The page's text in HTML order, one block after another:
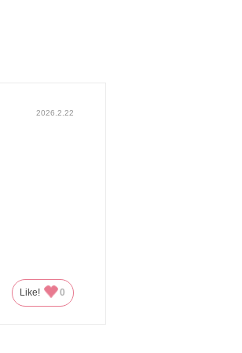
2026.2.22
Like! 0